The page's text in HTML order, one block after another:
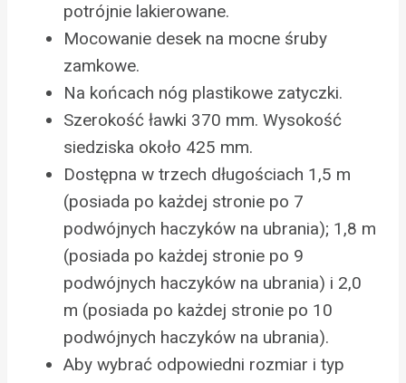
potrójnie lakierowane.
Mocowanie desek na mocne śruby
zamkowe.
Na końcach nóg plastikowe zatyczki.
Szerokość ławki 370 mm. Wysokość
siedziska około 425 mm.
Dostępna w trzech długościach 1,5 m
(posiada po każdej stronie po 7
podwójnych haczyków na ubrania); 1,8 m
(posiada po każdej stronie po 9
podwójnych haczyków na ubrania) i 2,0
m (posiada po każdej stronie po 10
podwójnych haczyków na ubrania).
Aby wybrać odpowiedni rozmiar i typ